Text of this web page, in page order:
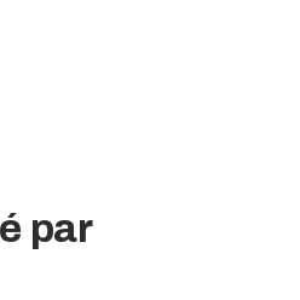
par